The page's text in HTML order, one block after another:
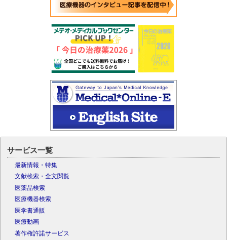
サービス一覧
最新情報・特集
文献検索・全文閲覧
医薬品検索
医療機器検索
医学書通販
医療動画
著作権許諾サービス